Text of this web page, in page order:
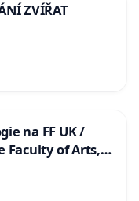
ZVÍŘAT
na FF UK /
Faculty of Arts,